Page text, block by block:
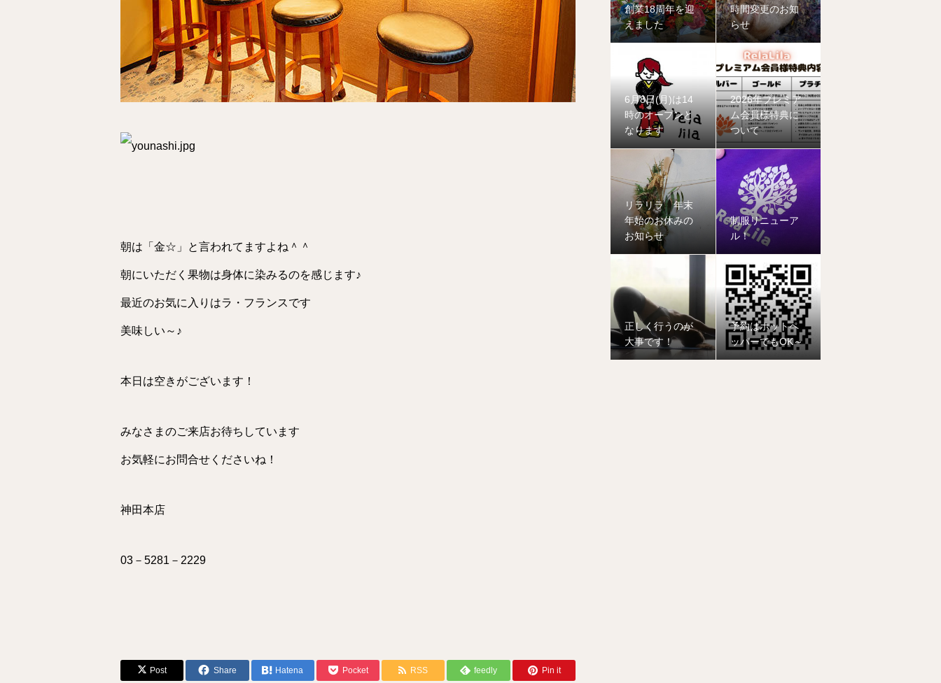
朝は「金☆」と言われてますよね＾＾
朝にいただく果物は身体に染みるのを感じます♪
最近のお気に入りはラ・フランスです
美味しい～♪
本日は空きがございます！
みなさまのご来店お待ちしています
お気軽にお問合せくださいね！
神田本店
03－5281－2229
Post Share Hatena Pocket RSS feedly Pin it
創業18周年を迎
えました
時間変更のお知
らせ
6月8日(月)は14
時のオープンと
なります
2026年プレミア
ム会員様特典に
ついて
リラリラ 年末
年始のお休みの
お知らせ
制服リニューア
ル！
正しく行うのが
大事です！
予約はホットペ
ッパーでもOK～